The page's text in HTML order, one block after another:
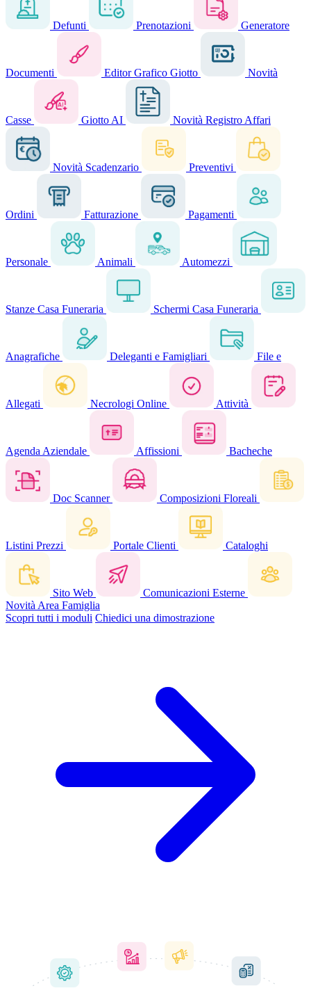
Defunti Prenotazioni Generatore
Documenti Editor Grafico Giotto Novità
Casse Giotto AI Novità Registro Affari
Novità Scadenzario Preventivi
Ordini Fatturazione Pagamenti
Personale Animali Automezzi
Stanze Casa Funeraria Schermi Casa Funeraria
Anagrafiche Deleganti e Famigliari File e
Allegati Necrologi Online Attività
Agenda Aziendale Affissioni Bacheche
Doc Scanner Composizioni Floreali
Listini Prezzi Portale Clienti Cataloghi
Sito Web
Comunicazioni Esterne
Novità Area Famiglia
Scopri tutti i moduli Chiedici una dimostrazione